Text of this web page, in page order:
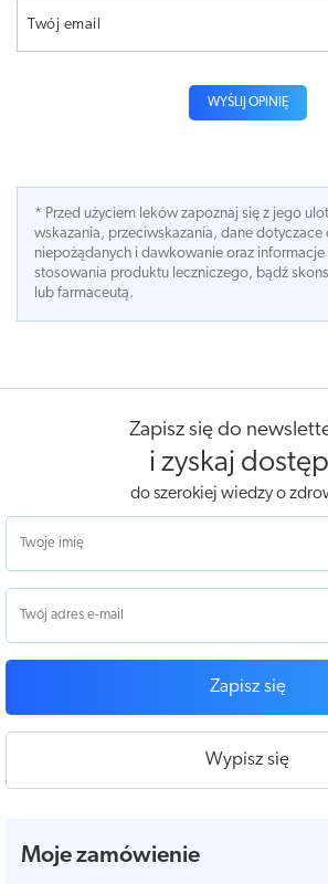
Twój email
WYŚLIJ OPINIĘ
* Przed użyciem leków zapoznaj się z jego
wskazania, przeciwskazania, dane dotyczace
niepożądanych i dawkowanie oraz
stosowania produktu leczniczego, bądź
lub farmaceutą.
Zapisz się do
i zyskaj dostęp
do szerokiej wiedzy o
Zapisz się
Wypisz się
Moje zamówienie